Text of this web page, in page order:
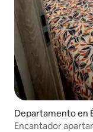
Departamento en
Encantador